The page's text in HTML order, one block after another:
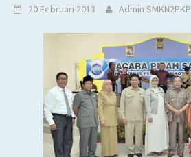
20 Februari 2013 Admin SMKN2PKP